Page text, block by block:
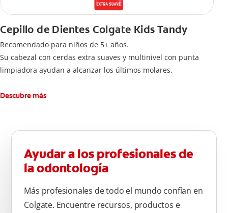
Cepillo de Dientes Colgate Kids Tandy
Recomendado para niños de 5+ años.
Su cabezal con cerdas extra suaves y multinivel con punta
limpiadora ayudan a alcanzar los últimos molares.
Descubre más
Ayudar a los profesionales de
la odontología
Más profesionales de todo el mundo confían en
Colgate. Encuentre recursos, productos e